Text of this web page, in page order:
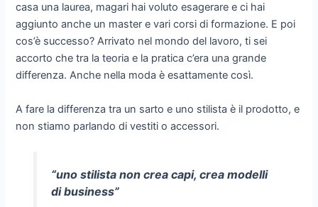
casa una laurea, magari hai voluto esagerare e ci hai
aggiunto anche un master e vari corsi di formazione. E poi
cos’è successo? Arrivato nel mondo del lavoro, ti sei
accorto che tra la teoria e la pratica c’era una grande
differenza. Anche nella moda è esattamente così.
A fare la differenza tra un sarto e uno stilista è il prodotto, e
non stiamo parlando di vestiti o accessori.
“uno stilista non crea capi, crea modelli
di business”